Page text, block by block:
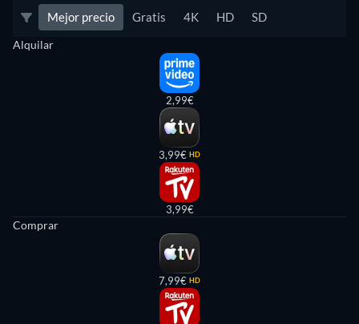
Mejor precio Gratis 4K HD SD
Alquilar
2,99€
3,99€ HD
3,99€
Comprar
7,99€ HD